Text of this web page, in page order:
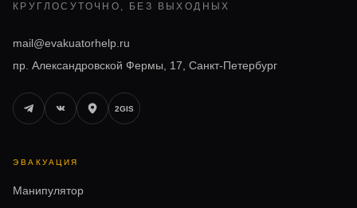
КРУГЛОСУТОЧНО, БЕЗ ВЫХОДНЫХ
mail@evakuatorhelp.ru
пр. Александровской Фермы, 17, Санкт-Петербург
2GIS
ЭВАКУАЦИЯ
Манипулятор